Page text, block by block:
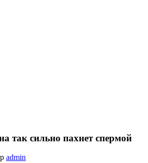
так сильно пахнет спермой
admin